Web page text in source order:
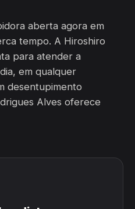
aberta agora em
tempo. A Hiroshiro
para atender a
em qualquer
desentupimento
Alves oferece